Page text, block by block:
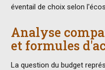
éventail de choix selon
Analyse
et formules
La question du budget